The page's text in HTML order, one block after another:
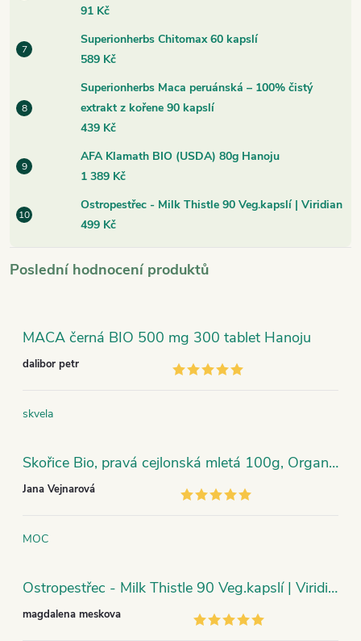
91 Kč
Superionherbs Chitomax 60 kapslí
589 Kč
Superionherbs Maca peruánská – 100% čistý
extrakt z kořene 90 kapslí
439 Kč
AFA Klamath BIO (USDA) 80g Hanoju
1 389 Kč
Ostropestřec - Milk Thistle 90 Veg.kapslí | Viridian
499 Kč
Poslední hodnocení produktů
MACA černá BIO 500 mg 300 tablet Hanoju
dalibor petr
skvela
Skořice Bio, pravá cejlonská mletá 100g, Organic India
Jana Vejnarová
MOC
Ostropestřec - Milk Thistle 90 Veg.kapslí | Viridian
magdalena meskova